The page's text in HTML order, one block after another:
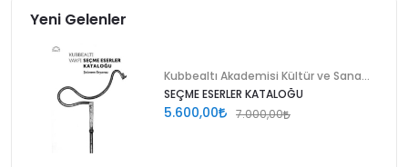
Yeni Gelenler
SEÇME ESERLER KATALOĞU
5.600,00 7.000,00